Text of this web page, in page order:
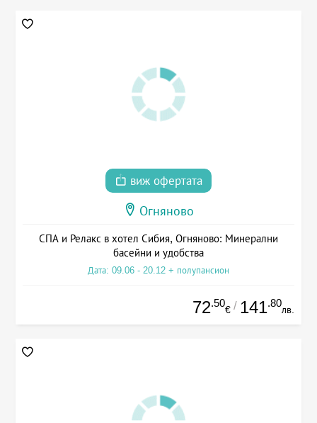
виж офертата
Огняново
СПА и Релакс в хотел Сибия, Огняново: Минерални
басейни и удобства
Дата: 09.06 - 20.12 + полупансион
72.50
€ / 141.80
лв.